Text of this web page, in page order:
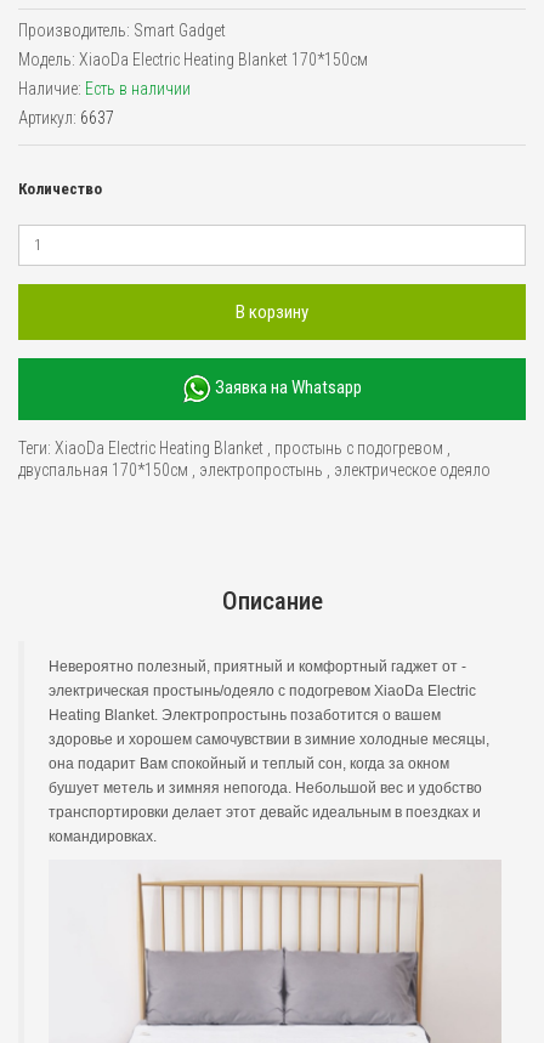
Производитель: Smart Gadget
Модель: XiaoDa Electric Heating Blanket 170*150см
Наличие: Есть в наличии
Артикул: 6637
Количество
В корзину
Заявка на Whatsapp
Теги: XiaoDa Electric Heating Blanket простынь с подогревом
двуспальная 170*150см
электропростынь электрическое одеяло
Описание
Невероятно полезный, приятный и комфортный гаджет от -
электрическая простынь/одеяло с подогревом XiaoDa Electric
Heating Blanket. Электропростынь позаботится о вашем
здоровье и хорошем самочувствии в зимние холодные месяцы,
она подарит Вам спокойный и теплый сон, когда за окном
бушует метель и зимняя непогода. Небольшой вес и удобство
транспортировки делает этот девайс идеальным в поездках и
командировках.